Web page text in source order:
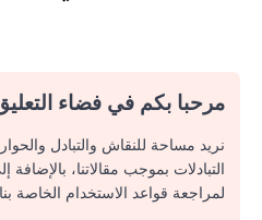
مرحبا بكم في فضاء
نريد مساحة للنقاش والتبادل
التبادلات بموجب مقالاتنا،
لمراجعة قواعد الاستخدام الخاصة